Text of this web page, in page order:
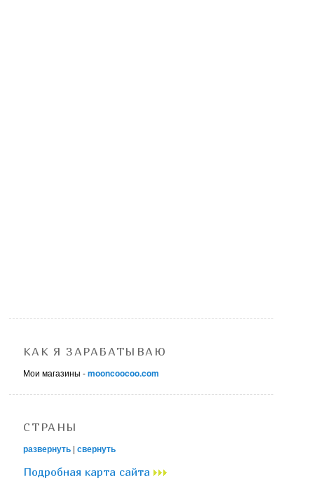
КАК Я ЗАРАБАТЫВАЮ
Мои магазины -mooncoocoo.com
СТРАНЫ
развернуть |свернуть
Подробная карта сайта